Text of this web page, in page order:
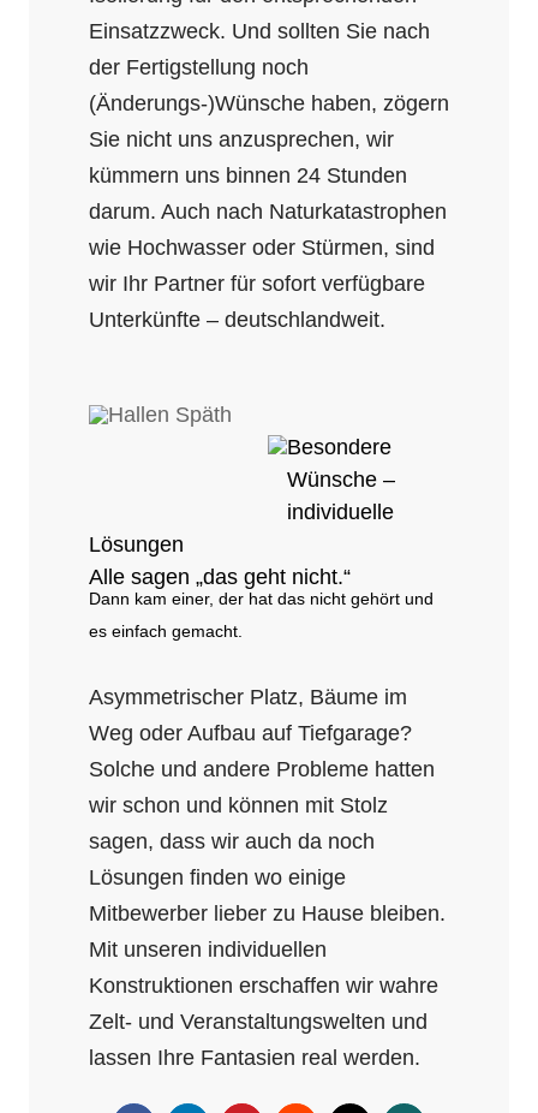
Einsatzzweck. Und sollten Sie nach
der Fertigstellung noch
(Änderungs-)Wünsche haben, zögern
Sie nicht uns anzusprechen, wir
kümmern uns binnen 24 Stunden
darum. Auch nach Naturkatastrophen
wie Hochwasser oder Stürmen, sind
wir Ihr Partner für sofort verfügbare
Unterkünfte – deutschlandweit.
Besondere
Wünsche –
individuelle
Lösungen
Alle sagen „das geht nicht.“
Dann kam einer, der hat das nicht gehört und
es einfach gemacht.
Asymmetrischer Platz, Bäume im
Weg oder Aufbau auf Tiefgarage?
Solche und andere Probleme hatten
wir schon und können mit Stolz
sagen, dass wir auch da noch
Lösungen finden wo einige
Mitbewerber lieber zu Hause bleiben.
Mit unseren individuellen
Konstruktionen erschaffen wir wahre
Zelt- und Veranstaltungswelten und
lassen Ihre Fantasien real werden.